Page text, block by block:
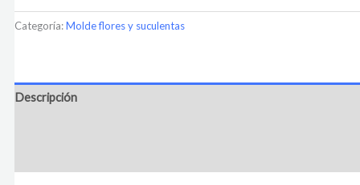
Categoría:Molde flores y suculentas
Descripción